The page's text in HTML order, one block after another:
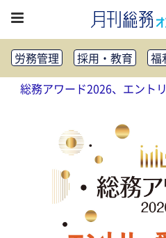
労務管理 採用・教育
福
健康経営
働き方改革
法務・コンプライアンス
リスクマネジメント・BCP
社外・社内広報
社外・社内コミュニケーショ
FM・オフィス移転
CSR・
テクノロジー活用・DX
助成金・補助金・コスト削減
アウトソーシング・BPO
総務アワード2026、エント